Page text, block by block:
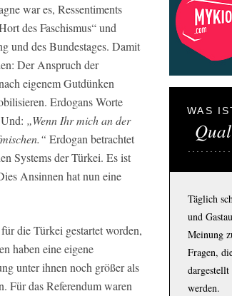
war es, Ressentiments
des Faschismus“ und
und des Bundestages. Damit
Der Anspruch der
eigenem Gutdünken
Erdogans Worte
Und: „Wenn Ihr mich an der
Erdogan betrachtet
Systems der Türkei. Es ist
Ansinnen hat nun eine
die Türkei gestartet worden,
haben eine eigene
unter ihnen noch größer als
Für das Referendum waren
WAS
Täglich
und
Meinung
Fragen,
werden.